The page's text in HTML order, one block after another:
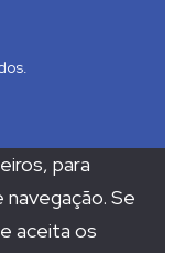
para
Se
aceita os